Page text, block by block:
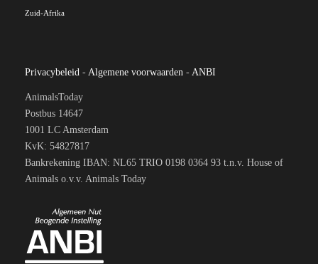
Zuid-Afrika
Privacybeleid - Algemene voorwaarden - ANBI
AnimalsToday
Postbus 14647
1001 LC Amsterdam
KvK: 54827817
Bankrekening IBAN: NL65 TRIO 0198 0364 93 t.n.v. House of
Animals o.v.v. Animals Today